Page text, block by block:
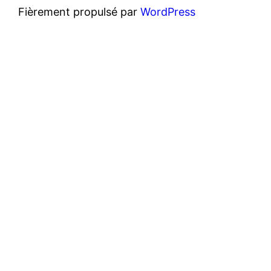
Fièrement propulsé parWordPress